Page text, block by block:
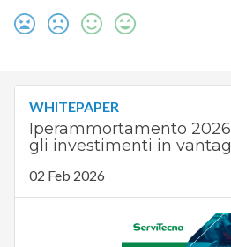
WHITEPAPER
Iperammortamento
gli investimenti in
02 Feb 2026